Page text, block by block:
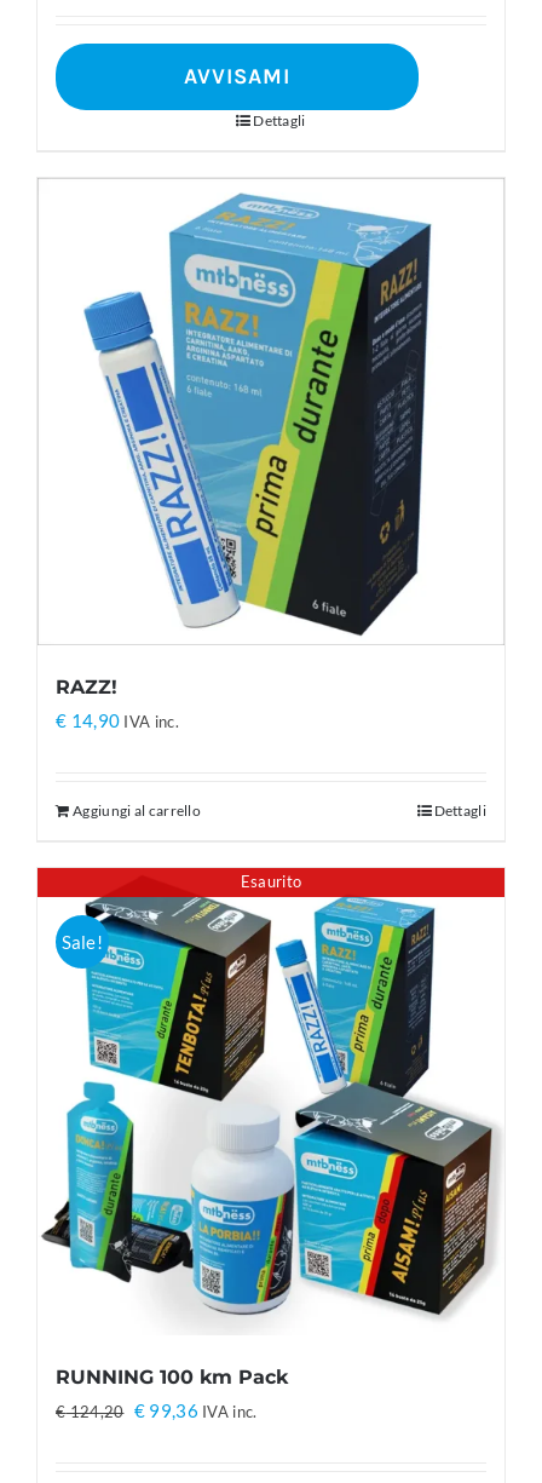
era:
€ 104,60.
è:
€ 83,68.
AVVISAMI
Dettagli
RAZZ!
€ 14,90 IVA inc.
Aggiungi al carrello Dettagli
Esaurito
Sale!
RUNNING 100 km Pack
€124,20 Il
€ 99,36IlIVA inc.